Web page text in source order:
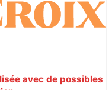
avec de possibles